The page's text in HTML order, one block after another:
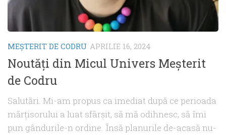
MEŞTERIT DE CODRU APRILIE 16, 2024
Noutăți din Micul Univers Meșterit
de Codru
Salutări. Mi-am propus ca imediat după ce perioada
mărțisorului a luat sfârșit, să mă odihnesc, să îmi
pun gândurile-n ordine. Însă planurile de-acasă nu-